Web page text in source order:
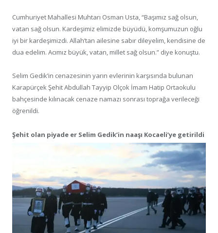
Cumhuriyet Mahallesi Muhtarı Osman Usta, “Başımız sağ olsun,
vatan sağ olsun. Kardeşimiz elimizde büyüdü, komşumuzun oğlu
iyi bir kardeşimizdi. Allah’tan ailesine sabır dileyelim, kendisine de
dua edelim. Acımız büyük, vatan, millet sağ olsun.” diye konuştu.
Selim Gedik’in cenazesinin yarın evlerinin karşısında bulunan
Karapürçek Şehit Abdullah Tayyip Olçok İmam Hatip Ortaokulu
bahçesinde kılınacak cenaze namazı sonrası toprağa verileceği
öğrenildi.
Şehit olan piyade er Selim Gedik’in naaşı Kocaeli’ye getirildi